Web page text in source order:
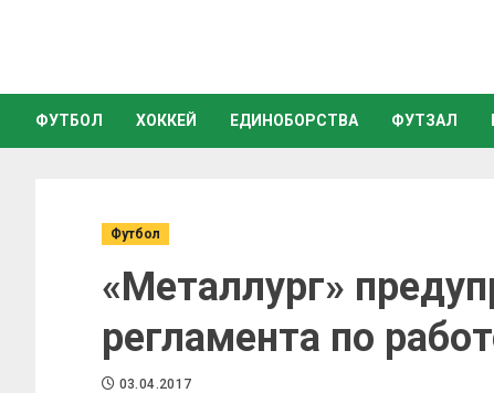
ФУТБОЛ ХОККЕЙ ЕДИНОБОРСТВА ФУТЗАЛ
Футбол
«Металлург»
регламента по
03.04.2017